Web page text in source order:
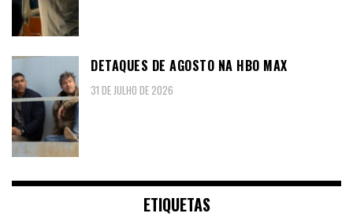
DETAQUES DE AGOSTO NA HBO MAX
31 DE JULHO DE 2026
ETIQUETAS